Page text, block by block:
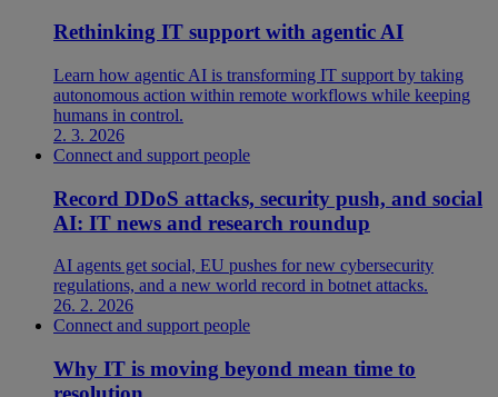
Rethinking IT support with agentic AI
Learn how agentic AI is transforming IT support by taking
autonomous action within remote workflows while keeping
humans in control.
2. 3. 2026
Connect and support people
Record DDoS attacks, security push, and social
AI: IT news and research roundup
AI agents get social, EU pushes for new cybersecurity
regulations, and a new world record in botnet attacks.
26. 2. 2026
Connect and support people
Why IT is moving beyond mean time to